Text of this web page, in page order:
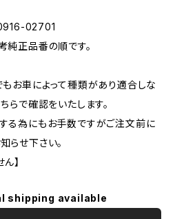
02701
正品番の順です。
お車によって種類があり適合しな
らで確認をいたします。
る為にもお手数ですがご注文前に
らせ下さい。
】
shipping available